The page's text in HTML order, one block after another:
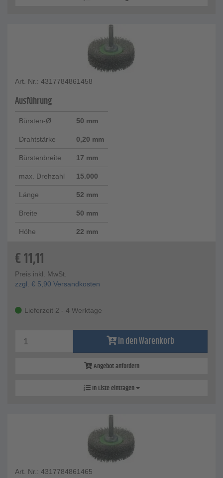
Art. Nr.: 4317784861458
Ausführung
Bürsten-Ø 50 mm
Drahtstärke 0,20 mm
Bürstenbreite 17 mm
max. Drehzahl 15.000
Länge 52 mm
Breite 50 mm
Höhe 22 mm
€11,11
Preis inkl. MwSt.
zzgl. € 5,90 Versandkosten
Lieferzeit 2 - 4 Werktage
In den Warenkorb
Angebot anfordern
In Liste eintragen
Art. Nr.: 4317784861465